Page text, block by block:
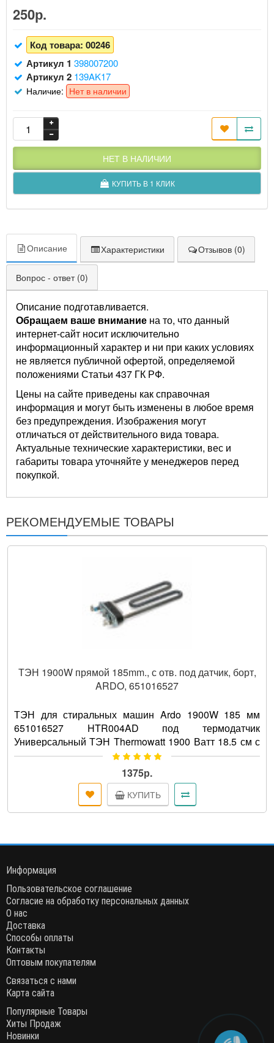
250р.
Код товара: 00246
Артикул 1 398007200
Артикул 2 139AK17
Наличие: Нет в наличии
НЕТ В НАЛИЧИИ
КУПИТЬ В 1 КЛИК
Описание Характеристики Отзывов (0)
Вопрос - ответ (0)
Описание подготавливается.
Обращаем ваше внимание на то, что данный
интернет-сайт носит исключительно
информационный характер и ни при каких условиях
не является публичной офертой, определяемой
положениями Статьи 437 ГК РФ.
Цены на сайте приведены как справочная
информация и могут быть изменены в любое время
без предупреждения. Изображения могут
отличаться от действительного вида товара.
Актуальные технические характеристики, вес и
габариты товара уточняйте у менеджеров перед
покупкой.
РЕКОМЕНДУЕМЫЕ ТОВАРЫ
ТЭН 1900W прямой 185mm., с отв. под датчик, борт,
ARDO, 651016527
ТЭН для стиральных машин Ardo 1900W 185 мм
651016527 HTR004AD под термодатчик
Универсальный ТЭН Thermowatt 1900 Ватт 18.5 см с
отверстием под термистор. Возмож..
1375р.
КУПИТЬ
Информация
Пользовательское соглашение
Согласие на обработку персональных данных
О нас
Доставка
Способы оплаты
Контакты
Оптовым покупателям
Связаться с нами
Карта сайта
Популярные Товары
Хиты Продаж
Новинки